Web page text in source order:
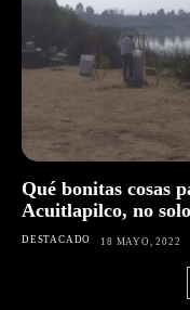
Qué bonitas cosas
Acuitlapilco, no
DESTACADO 18 MAYO, 2022